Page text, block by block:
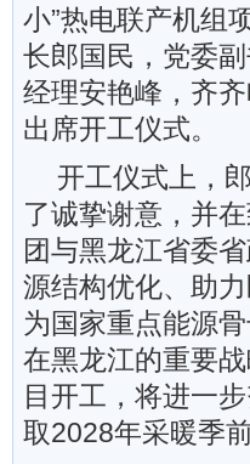
小”热电联产机组
长郎国民，党委
经理安艳峰，齐
出席开工仪式。
开工仪式上，
了诚挚谢意，并
团与黑龙江省委
源结构优化、助
为国家重点能源
在黑龙江的重要
目开工，将进一
取2028年采暖季